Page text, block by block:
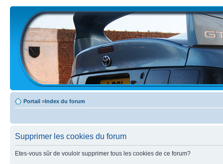
Portail »Index du forum
Supprimer les cookies du forum
Etes-vous sûr de vouloir supprimer tous les cookies de ce forum?